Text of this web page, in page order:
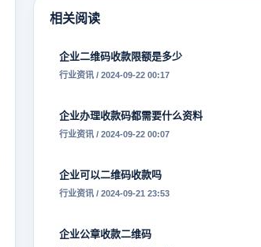
相关阅读
企业二维码收款限额是多少
行业资讯 / 2024-09-22 00:17
企业办理收款码都需要什么资料
行业资讯 / 2024-09-22 00:07
企业可以二维码收款吗
行业资讯 / 2024-09-21 23:53
企业公章收款二维码